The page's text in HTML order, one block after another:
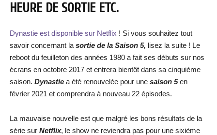
HEURE DE SORTIE ETC.
Dynastie est disponible sur Netflix ! Si vous souhaitez tout
savoir concernant la sortie de la Saison 5, lisez la suite ! Le
reboot du feuilleton des années 1980 a fait ses débuts sur nos
écrans en octobre 2017 et entrera bientôt dans sa cinquième
saison. Dynastie a été renouvelée pour une saison 5en
février 2021 et comprendra à nouveau 22 épisodes.
La mauvaise nouvelle est que malgré les bons résultats de la
série sur Netflix, le show ne reviendra pas pour une sixième